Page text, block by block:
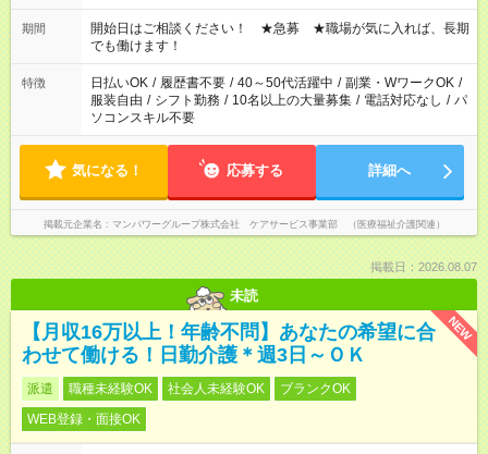
場合、他のお仕事と合わせ週40時間超の就業はご案内できませ
ん ※法令に基づき、週20時間以上勤務は社会保険への加入対象
となります ※労働者派遣法（日雇い派遣の原則禁止）により、
短時間・短期間の就業はご案内が難しい場合があります
期間
開始日はご相談ください！ ★急募 ★職場が気に入れば、長期
でも働けます！
特徴 日払いOK / 履歴書不要 / 40～50代活躍中 / 副業・WワークOK /
服装自由 / シフト勤務 / 10名以上の大量募集 / 電話対応なし / パ
ソコンスキル不要
気になる！ 応募する 詳細へ
掲載元企業名 マンパワーグループ株式会社 ケアサービス事業部 （医療福祉介護関連）
掲載日：2026.08.07
未読
NEW
【月収16万以上！年齢不問】あなたの希望に合
わせて働ける！日勤介護＊週3日～ＯＫ
派遣 職種未経験OK 社会人未経験OK
ブランクOK
WEB登録・面接OK